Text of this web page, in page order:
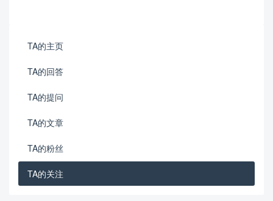
TA的主页
TA的回答
TA的提问
TA的文章
TA的粉丝
TA的关注